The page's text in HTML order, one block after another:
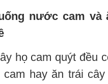
nước cam và
họ cam quýt đều
hay ăn trái